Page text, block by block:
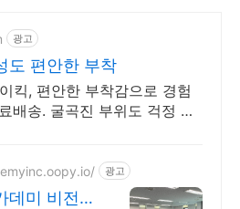
광고
도 편안한 부착
킥, 편안한 부착감으로 경험
배송. 굴곡진 부위도 걱정 마
광고
데미 비전